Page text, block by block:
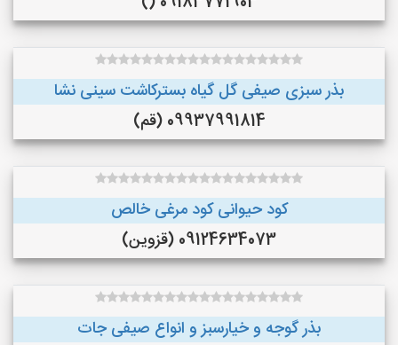
بذر سبزی صیفی گل گیاه بسترکاشت سینی نشا
09937991814 (قم)
کود حیوانی کود مرغی خالص
09124634073 (قزوین)
بذر گوجه و خیارسبز و انواع صیفی جات